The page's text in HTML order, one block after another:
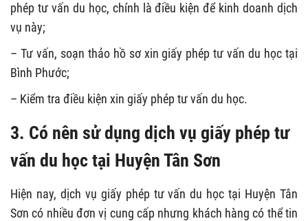
phép tư vấn du học, chính là điều kiện để kinh doanh dịch
vụ này;
– Tư vấn, soạn thảo hồ sơ xin giấy phép tư vấn du học tại
Bình Phước;
– Kiểm tra điều kiện xin giấy phép tư vấn du học.
3. Có nên sử dụng dịch vụ giấy phép tư
vấn du học tại Huyện Tân Sơn
Hiện nay, dịch vụ giấy phép tư vấn du học tại Huyện Tân
Sơn có nhiều đơn vị cung cấp nhưng khách hàng có thể tin